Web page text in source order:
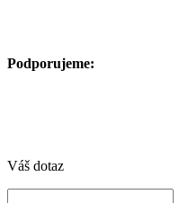
Podporujeme:
Váš dotaz